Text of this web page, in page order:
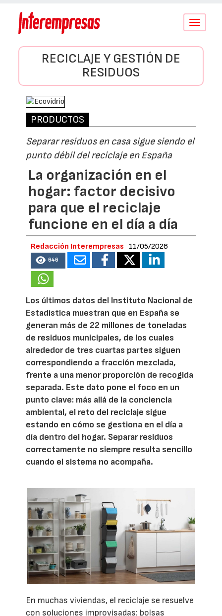
Conmutar
RECICLAJE Y GESTIÓN DE
RESIDUOS
PRODUCTOS
Separar residuos en casa sigue siendo el
punto débil del reciclaje en España
La organización en el
hogar: factor decisivo
para que el reciclaje
funcione en el día a día
Redacción Interempresas 11/05/2026
646
Los últimos datos del Instituto Nacional de
Estadística muestran que en España se
generan más de 22 millones de toneladas
de residuos municipales, de los cuales
alrededor de tres cuartas partes siguen
correspondiendo a fracción mezclada,
frente a una menor proporción de recogida
separada. Este dato pone el foco en un
punto clave: más allá de la conciencia
ambiental, el reto del reciclaje sigue
estando en cómo se gestiona en el día a
día dentro del hogar. Separar residuos
correctamente no siempre resulta sencillo
cuando el sistema no acompaña.
En muchas viviendas, el reciclaje se resuelve
con soluciones improvisadas: bolsas